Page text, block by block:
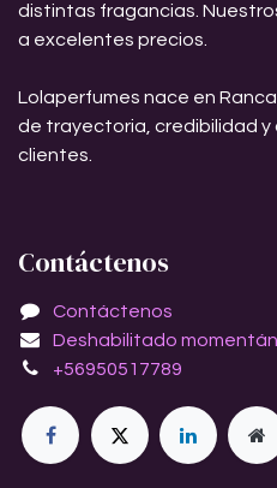
distintas fragancias.
a excelentes precios.
Lolaperfumes nace en
de trayectoria, credibilidad y
clientes.
Contáctenos
Contáctenos
Deshabilitado
+56950517789